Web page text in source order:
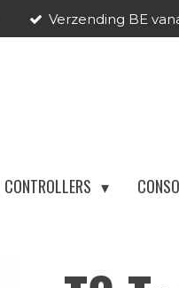
Verzending BE
CONTROLLERS